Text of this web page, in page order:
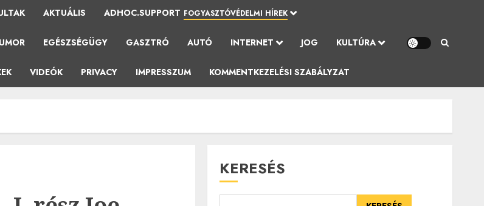
AKTUÁLIS ADHOC.SUPPORT FOGYASZTÓVÉDELMI HÍREK
EGÉSZSÉGÜGY GASZTRÓ AUTÓ INTERNET JOG KULTÚRA
VIDEÓK PRIVACY IMPRESSZUM KOMMENTKEZELÉSI SZABÁLYZAT
KERESÉS